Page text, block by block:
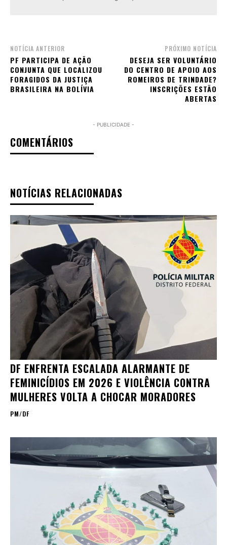
NOTÍCIA ANTERIOR
PF PARTICIPA DE AÇÃO
CONJUNTA QUE LOCALIZOU
FORAGIDOS DA JUSTIÇA
BRASILEIRA NA BOLÍVIA
PRÓXIMO NOTÍCIA
DESEJA SER VOLUNTÁRIO
DO CENTRO DE APOIO AOS
ROMEIROS DE TRINDADE?
INSCRIÇÕES ESTÃO
ABERTAS
- PUBLICIDADE -
COMENTÁRIOS
NOTÍCIAS RELACIONADAS
DF ENFRENTA ESCALADA ALARMANTE DE
FEMINICÍDIOS EM 2026 E VIOLÊNCIA CONTRA
MULHERES VOLTA A CHOCAR MORADORES
PM/DF